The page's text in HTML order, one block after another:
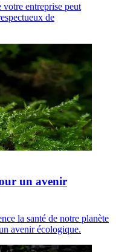
votre entreprise peut
de
un avenir
la santé de notre planète
avenir écologique.